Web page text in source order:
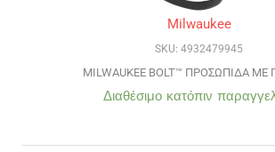
Milwaukee
SKU: 4932479945
MILWAUKEE BOLT™ ΠΡΟΣΩΠΙΔΑ
Διαθέσιμο κατόπιν